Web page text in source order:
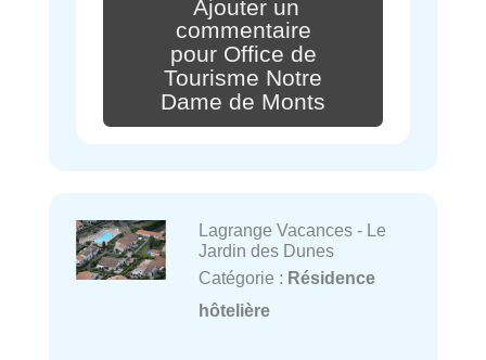
Ajouter un
commentaire
pour Office de
Tourisme Notre
Dame de Monts
Lagrange Vacances - Le
Jardin des Dunes
Catégorie : Résidence
hôtelière